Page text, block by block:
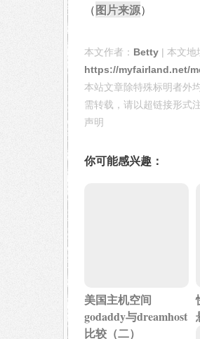
（图片来源）
本文作者： Betty | 本文地
https://myfairland.net/
本站文章除特殊标明者外
需转载，请以超链接形式
声明
你可能感兴趣：
美国主机空间
godaddy与dreamhost
比较（二）